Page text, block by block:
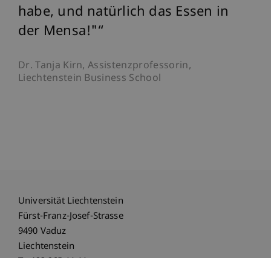
habe, und natürlich das Essen in
der Mensa!"
Dr. Tanja Kirn, Assistenzprofessorin,
Liechtenstein Business School
Universität Liechtenstein
Fürst-Franz-Josef-Strasse
9490 Vaduz
Liechtenstein